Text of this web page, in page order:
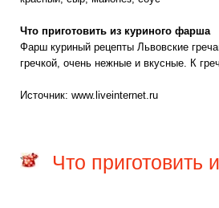
Что приготовить из куриного фарша
Фарш куриный рецепты Львовские
гречкой, очень нежные и вкусные. К
Источник: www.liveinternet.ru
Что приготовить